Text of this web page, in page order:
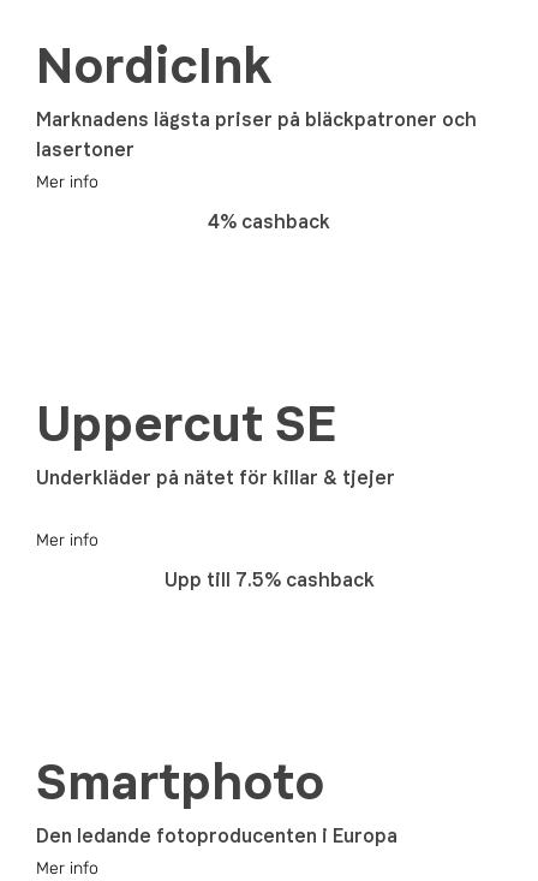
NordicInk
Marknadens lägsta priser på bläckpatroner och
lasertoner
Mer info
4% cashback
Uppercut SE
Underkläder på nätet för killar & tjejer
Mer info
Upp till 7.5% cashback
Smartphoto
Den ledande fotoproducenten i Europa
Mer info